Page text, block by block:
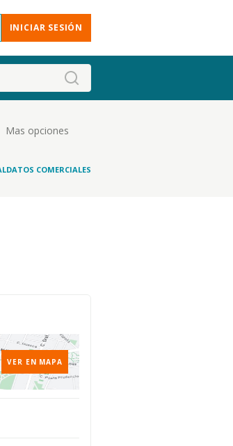
INICIAR SESIÓN
Mas opciones
DATOS COMERCIALES
VER EN MAPA